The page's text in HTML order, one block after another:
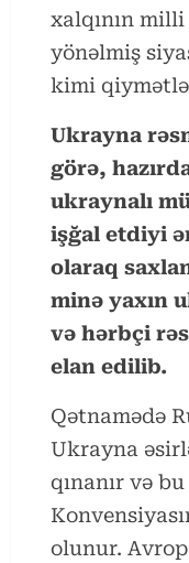
xalqının
yönəlmiş
kimi
Ukrayna
görə,
ukraynalı
işğal etdiyi
olaraq
minə yaxın
və hərbçi
elan edilib.
Qətnamədə
Ukrayna
qınanır və
olunur.